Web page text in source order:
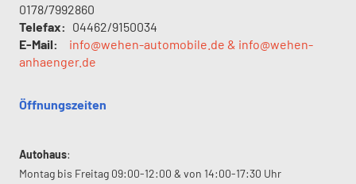
0178/7992860
Telefax: 04462/9150034
E-Mail:
info@wehen-automobile.de & info@wehen-
anhaenger.de
Öffnungszeiten
Autohaus:
Montag bis Freitag 09:00-12:00 & von 14:00-17:30 Uhr